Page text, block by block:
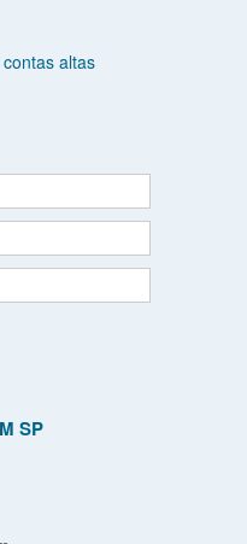
altas
SP